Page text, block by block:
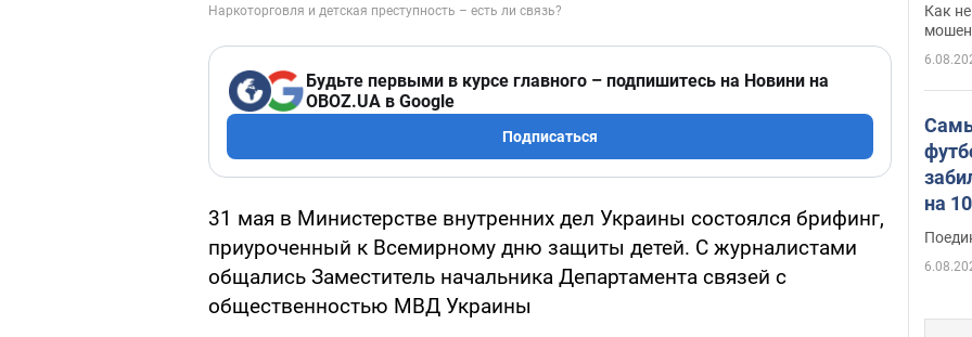
Будьте первыми в курсе главного – подпишитесь на Новини на
OBOZ.UA в Google
Подписаться
31 мая в Министерстве внутренних дел Украины состоялся брифинг,
приуроченный к Всемирному дню защиты детей. С журналистами
общались Заместитель начальника Департамента связей с
общественностью МВД Украины
Как
на